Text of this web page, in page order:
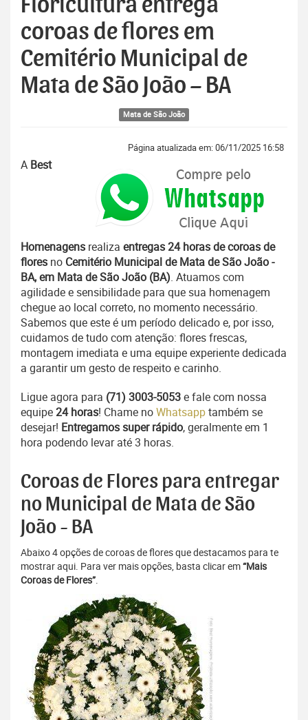
Floricultura entrega
coroas de flores em
Cemitério Municipal de
Mata de São João – BA
Mata de São João
Página atualizada em: 06/11/2025 16:58
A Best
Homenagens realiza entregas 24 horas de coroas de
flores no Cemitério Municipal de Mata de São João -
BA, em Mata de São João (BA). Atuamos com
agilidade e sensibilidade para que sua homenagem
chegue ao local correto, no momento necessário.
Sabemos que este é um período delicado e, por isso,
cuidamos de tudo com atenção: flores frescas,
montagem imediata e uma equipe experiente dedicada
a garantir um gesto de respeito e carinho.
Ligue agora para (71) 3003-5053e fale com nossa
equipe24 horas! Chame noWhatsapptambém se
desejar! Entregamos super rápido, geralmente em 1
hora podendo levar até 3 horas.
Coroas de Flores para entregar
no Municipal de Mata de São
João - BA
Abaixo 4 opções de coroas de flores que destacamos para te
mostrar aqui. Para ver mais opções, basta clicar em“Mais
Coroas de Flores”.